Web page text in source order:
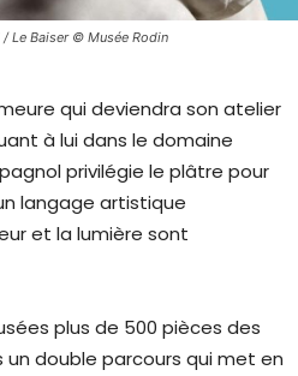
/ Le Baiser © Musée Rodin
qui deviendra son atelier
à lui dans le domaine
privilégie le plâtre pour
langage artistique
et la lumière sont
plus de 500 pièces des
double parcours qui met en